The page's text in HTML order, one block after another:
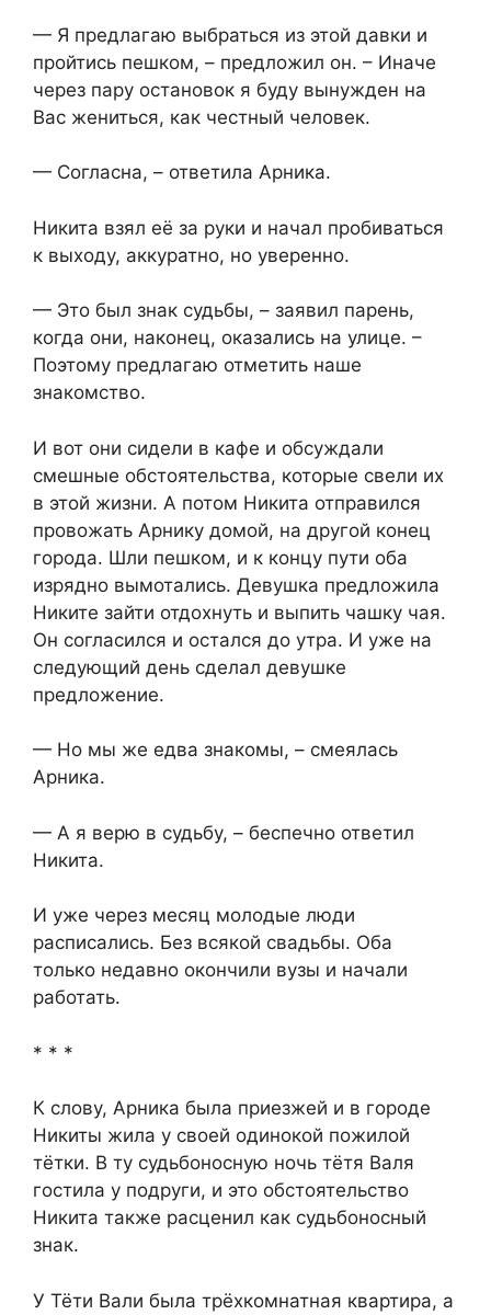
— Я предлагаю выбраться из этой давки и
пройтись пешком, – предложил он. – Иначе
через пару остановок я буду вынужден на
Вас жениться, как честный человек.
— Согласна, – ответила Арника.
Никита взял её за руки и начал пробиваться
к выходу, аккуратно, но уверенно.
— Это был знак судьбы, – заявил парень,
когда они, наконец, оказались на улице. –
Поэтому предлагаю отметить наше
знакомство.
И вот они сидели в кафе и обсуждали
смешные обстоятельства, которые свели их
в этой жизни. А потом Никита отправился
провожать Арнику домой, на другой конец
города. Шли пешком, и к концу пути оба
изрядно вымотались. Девушка предложила
Никите зайти отдохнуть и выпить чашку чая.
Он согласился и остался до утра. И уже на
следующий день сделал девушке
предложение.
— Но мы же едва знакомы, – смеялась
Арника.
— А я верю в судьбу, – беспечно ответил
Никита.
И уже через месяц молодые люди
расписались. Без всякой свадьбы. Оба
только недавно окончили вузы и начали
работать.
* * *
К слову, Арника была приезжей и в городе
Никиты жила у своей одинокой пожилой
тётки. В ту судьбоносную ночь тётя Валя
гостила у подруги, и это обстоятельство
Никита также расценил как судьбоносный
знак.
У Тёти Вали была трёхкомнатная квартира, а